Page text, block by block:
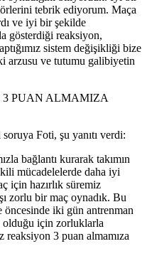
tebrik ediyorum. Maça
ve iyi bir şekilde
gösterdiği reaksiyon,
sistem değişikliği bize
arzusu ve tutumu galibiyetin
3 PUAN ALMAMIZA
Foti, şu yanıtı verdi:
bağlantı kurarak takımın
mücadelelerde daha iyi
için hazırlık süremiz
zorlu bir maç oynadık. Bu
öncesinde iki gün antrenman
olduğu için zorluklarla
reaksiyon 3 puan almamıza